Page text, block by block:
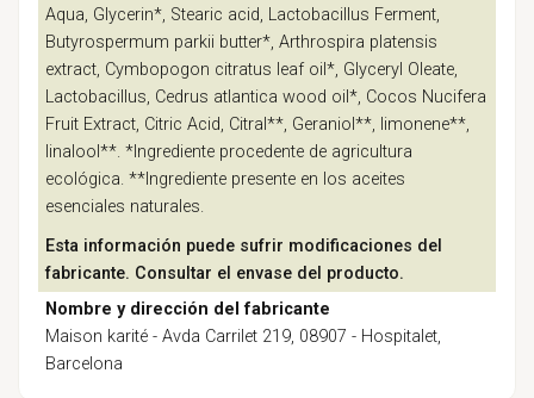
Aqua, Glycerin*, Stearic acid, Lactobacillus Ferment,
Butyrospermum parkii butter*, Arthrospira platensis
extract, Cymbopogon citratus leaf oil*, Glyceryl Oleate,
Lactobacillus, Cedrus atlantica wood oil*, Cocos Nucifera
Fruit Extract, Citric Acid, Citral**, Geraniol**, limonene**,
linalool**. *Ingrediente procedente de agricultura
ecológica. **Ingrediente presente en los aceites
esenciales naturales.
Esta información puede sufrir modificaciones del
fabricante. Consultar el envase del producto.
Nombre y dirección del fabricante
Maison karité - Avda Carrilet 219, 08907 - Hospitalet,
Barcelona